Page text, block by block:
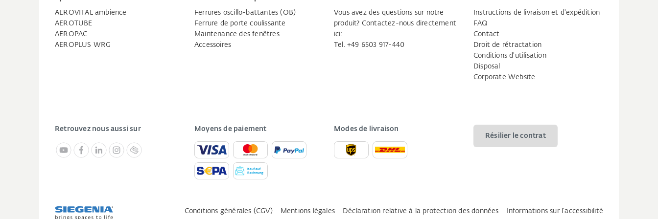
AEROVITAL ambience
AEROTUBE
AEROPAC
AEROPLUS WRG
Ferrures oscillo-battantes (OB)
Ferrure de porte coulissante
Maintenance des fenêtres
Accessoires
Vous avez des questions sur notre
produit? Contactez-nous directement
ici:
Tel. +49 6503 917-440
Instructions de livraison et d'expédition
FAQ
Contact
Droit de rétractation
Conditions d'utilisation
Disposal
Corporate Website
Retrouvez nous aussi sur Moyens de paiement
Modes de livraison
Résilier le contrat
Conditions générales (CGV) Mentions légales Déclaration relative à la protection des données Informations sur l’accessibilité